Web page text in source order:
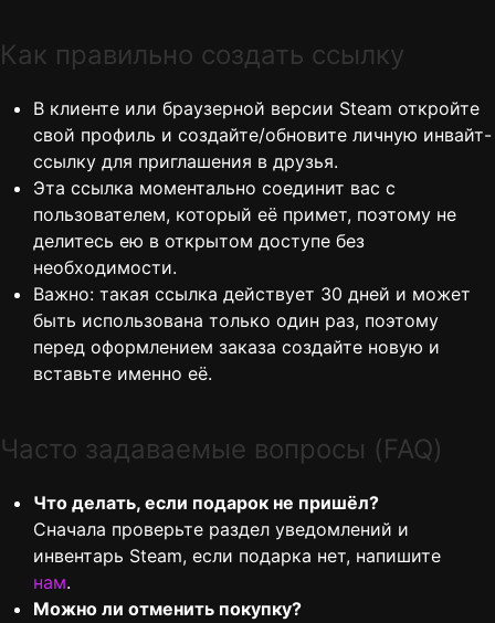
Как правильно создать ссылку
В клиенте или браузерной версии Steam откройте
свой профиль и создайте/обновите личную инвайт-
ссылку для приглашения в друзья.
Эта ссылка моментально соединит вас с
пользователем, который её примет, поэтому не
делитесь ею в открытом доступе без
необходимости.
Важно: такая ссылка действует 30 дней и может
быть использована только один раз, поэтому
перед оформлением заказа создайте новую и
вставьте именно её.
Часто задаваемые вопросы (FAQ)
Что делать, если подарок не пришёл?
Сначала проверьте раздел уведомлений и
инвентарь Steam, если подарка нет, напишите
нам.
Можно ли отменить покупку?